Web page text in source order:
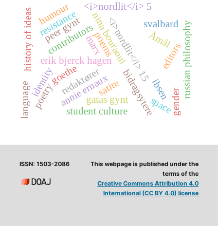
annie ernaux
nina bouraoui
erik bjerck hagen
bidragsytere
contributors <i>nordlit</i> 15
redaktører
editors
<i>nordlit</i> 5
goethe
marx
ibsen
peer gynt
gatas gynt
identity russian philosophy
history of ideas
spacegender
svalbard
resistance
language
humour
poems
poetry satire
student culture
Åmål
ISSN: 1503-2086
This webpage is published under the
terms of the
Creative Commons Attribution 4.0
International (CC BY 4.0) license